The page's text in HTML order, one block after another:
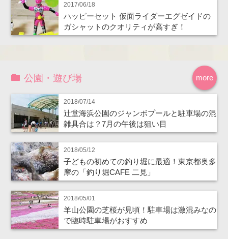
2017/06/18
ハッピーセット 仮面ライダーエグゼイドの
ガシャットのクオリティが高すぎ！
more
公園・遊び場
2018/07/14
辻堂海浜公園のジャンボプールと駐車場の混
雑具合は？7月の午後は狙い目
2018/05/12
子どもの初めての釣り堀に最適！東京都奥多
摩の「釣り堀CAFE 二見」
2018/05/01
羊山公園の芝桜が見頃！駐車場は激混みなの
で臨時駐車場がおすすめ